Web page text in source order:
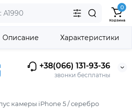
+38(066) 131-93-36
звонки бесплатны
0
Корзина
камеры iPhone 5 / серебро
Описание Характеристики